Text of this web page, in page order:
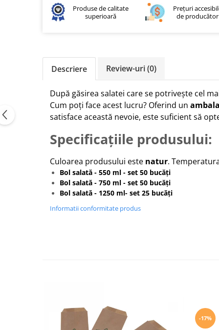
Produse de calitate
superioară
Prețuri
de producător
Descriere Review-uri(0)
După găsirea salatei care se potrivește cel
Cum poți face acest lucru? Oferind un
satisface această nevoie, este suficient să
Specificațiile produsului:
Culoarea produsului este natur.
Bol salată - 550 ml - set 50 bucăți
Bol salată - 750 ml - set 50 bucăți
Bol salată - 1250 ml- set 25 bucăți
Informatii conformitate produs
-17%